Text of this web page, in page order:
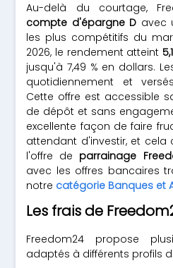
Au-delà du courtage,
compte d'épargne D avec
les plus compétitifs du
2026, le rendement atteint
jusqu'à 7,49 % en dollars.
quotidiennement et
Cette offre est accessible
de dépôt et sans
excellente façon de faire
attendant d'investir, et
l'offre de parrainage
avec les offres bancaires
notre catégorie Banques et
Les frais de
Freedom24 propose
adaptés à différents profils